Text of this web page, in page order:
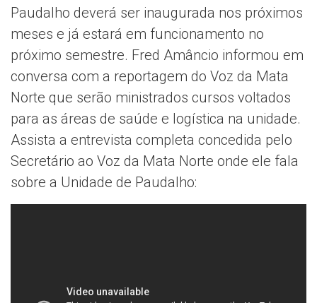
Paudalho deverá ser inaugurada nos próximos
meses e já estará em funcionamento no
próximo semestre. Fred Amâncio informou em
conversa com a reportagem do Voz da Mata
Norte que serão ministrados cursos voltados
para as áreas de saúde e logística na unidade.
Assista a entrevista completa concedida pelo
Secretário ao Voz da Mata Norte onde ele fala
sobre a Unidade de Paudalho: